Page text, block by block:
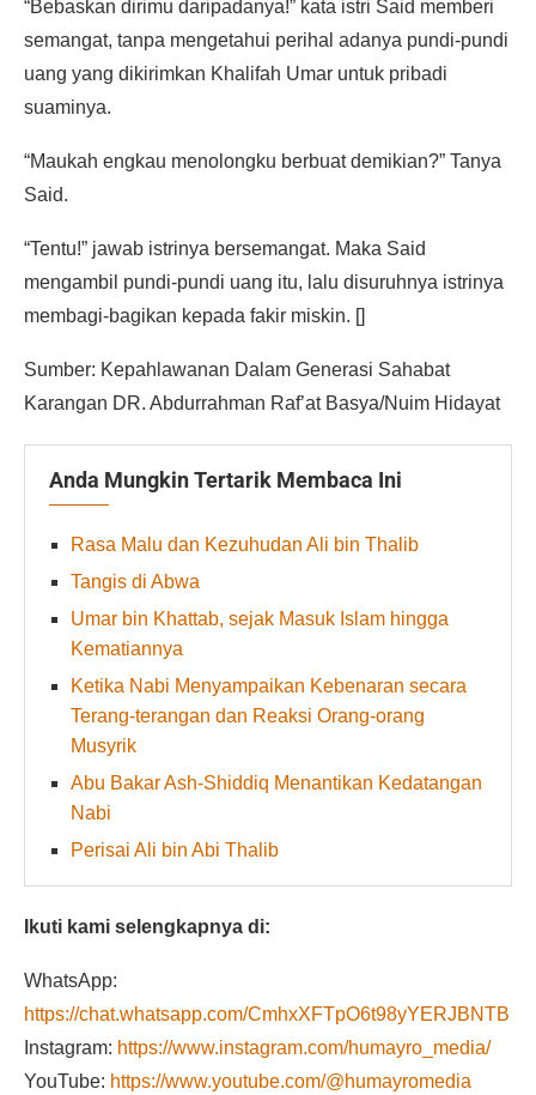
“Bebaskan dirimu daripadanya!” kata istri Said memberi
semangat, tanpa mengetahui perihal adanya pundi-pundi
uang yang dikirimkan Khalifah Umar untuk pribadi
suaminya.
“Maukah engkau menolongku berbuat demikian?” Tanya
Said.
“Tentu!” jawab istrinya bersemangat. Maka Said
mengambil pundi-pundi uang itu, lalu disuruhnya istrinya
membagi-bagikan kepada fakir miskin. []
Sumber: Kepahlawanan Dalam Generasi Sahabat
Karangan DR. Abdurrahman Raf’at Basya/Nuim Hidayat
Anda Mungkin Tertarik Membaca Ini
Rasa Malu dan Kezuhudan Ali bin Thalib
Tangis di Abwa
Umar bin Khattab, sejak Masuk Islam hingga
Kematiannya
Ketika Nabi Menyampaikan Kebenaran secara
Terang-terangan dan Reaksi Orang-orang
Musyrik
Abu Bakar Ash-Shiddiq Menantikan Kedatangan
Nabi
Perisai Ali bin Abi Thalib
Ikuti kami selengkapnya di:
WhatsApp:
https://chat.whatsapp.com/CmhxXFTpO6t98yYERJBNTB
Instagram: https://www.instagram.com/humayro_media/
YouTube: https://www.youtube.com/@humayromedia